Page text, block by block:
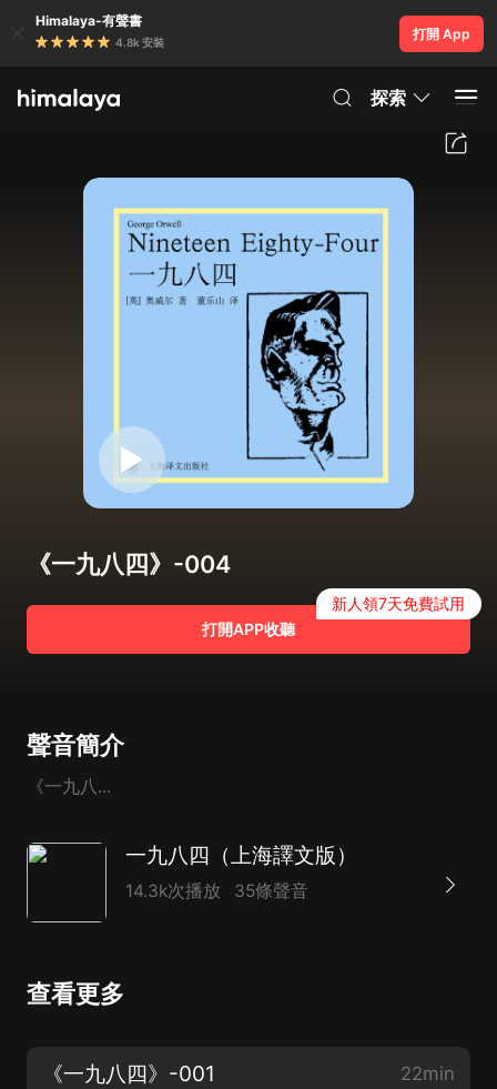
Himalaya-有聲書
4.8k 安裝
打開 App
探索
《一九八四》-004
打開APP收聽
新人領7天免費試用
聲音簡介
《一九八...
一九八四（上海譯文版）
14.3k次播放 35條聲音
查看更多
《一九八四》-001 22min